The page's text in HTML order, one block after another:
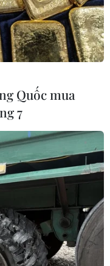
bệnh đậu mùa khỉ
hết bệnh nhân là
Quốc mua
7